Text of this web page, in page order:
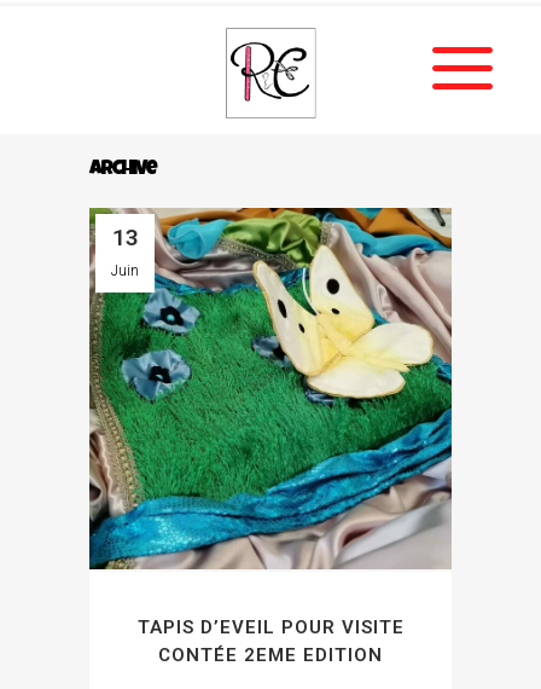
Archive
13
Juin
TAPIS D’EVEIL POUR VISITE
CONTÉE 2EME EDITION